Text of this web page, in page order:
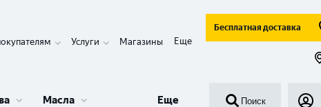
Услуги Магазины Еще
Бесплатная доставка
Масла Еще Поиск